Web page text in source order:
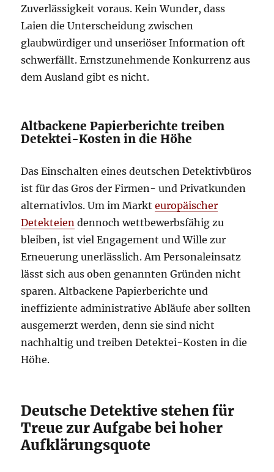
Zuverlässigkeit voraus. Kein Wunder, dass
Laien die Unterscheidung zwischen
glaubwürdiger und unseriöser Information oft
schwerfällt. Ernstzunehmende Konkurrenz aus
dem Ausland gibt es nicht.
Altbackene Papierberichte treiben
Detektei-Kosten in die Höhe
Das Einschalten eines deutschen Detektivbüros
ist für das Gros der Firmen- und Privatkunden
alternativlos. Um im Markteuropäischer
Detekteien dennoch wettbewerbsfähig zu
bleiben, ist viel Engagement und Wille zur
Erneuerung unerlässlich. Am Personaleinsatz
lässt sich aus oben genannten Gründen nicht
sparen. Altbackene Papierberichte und
ineffiziente administrative Abläufe aber sollten
ausgemerzt werden, denn sie sind nicht
nachhaltig und treiben Detektei-Kosten in die
Höhe.
Deutsche Detektive stehen für
Treue zur Aufgabe bei hoher
Aufklärungsquote